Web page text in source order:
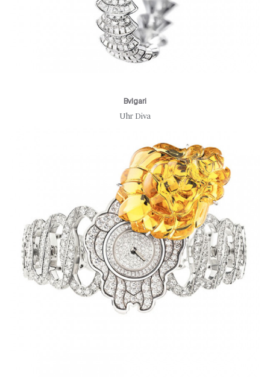
Bvlgari
Uhr Diva